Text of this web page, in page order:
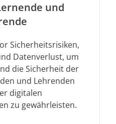
und
Sicherheitsrisiken,
Datenverlust, um
die Sicherheit der
und Lehrenden
digitalen
zu gewährleisten.